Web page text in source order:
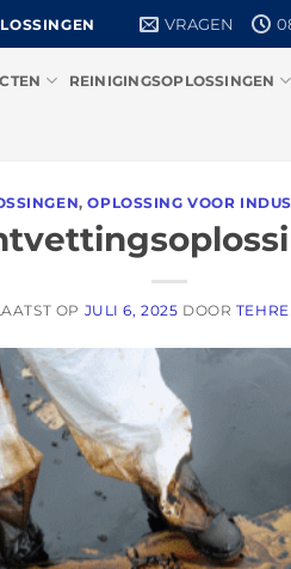
VRAGEN
REINIGINGSOPLOSSINGEN
,OPLOSSING VOOR
OP JULI 6, 2025 DOOR